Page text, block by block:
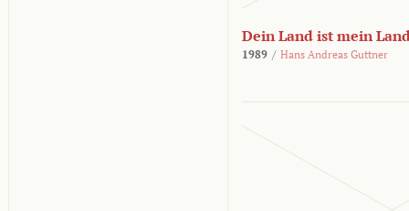
Dein Land ist mein
1989 / Hans Andreas Guttner